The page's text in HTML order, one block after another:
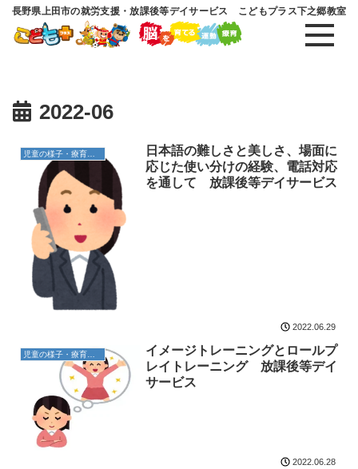
長野県上田市の就労支援・放課後等デイサービス こどもプラス下之郷教室
2022-06
児童の様子・療育内容
日本語の難しさと美しさ、場面に
応じた使い分けの経験、電話対応
を通して 放課後等デイサービス
2022.06.29
児童の様子・療育内容
イメージトレーニングとロールプ
レイトレーニング 放課後等デイ
サービス
2022.06.28